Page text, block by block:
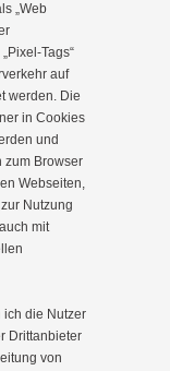
„Web
Tags“
auf
werden. Die
in Cookies
und
zum Browser
Webseiten,
Nutzung
mit
ich die Nutzer
Drittanbieter
von